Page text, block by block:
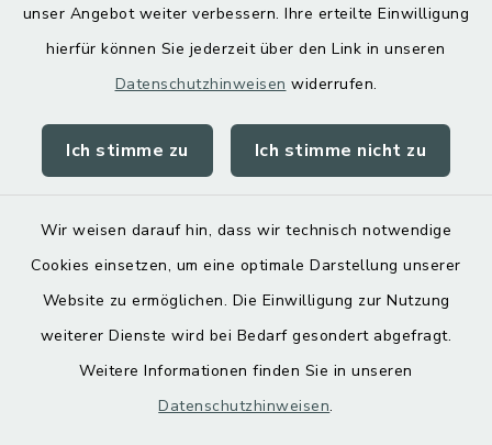
unser Angebot weiter verbessern. Ihre erteilte Einwilligung
hierfür können Sie jederzeit über den Link in unseren
Datenschutzhinweisen widerrufen.
Ich stimme zu Ich stimme nicht zu
Wir weisen darauf hin, dass wir technisch notwendige
Cookies einsetzen, um eine optimale Darstellung unserer
Website zu ermöglichen. Die Einwilligung zur Nutzung
weiterer Dienste wird bei Bedarf gesondert abgefragt.
Weitere Informationen finden Sie in unseren
Datenschutzhinweisen.
Kontakt
Datenschutz
Impressum
Sitemap